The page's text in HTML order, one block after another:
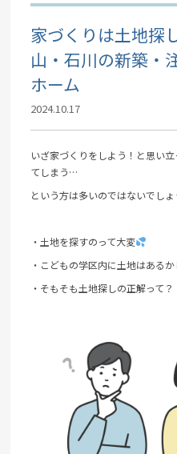
家づくりは土地探
山・石川の新築・
ホーム
2024.10.17
いざ家づくりをしよう！と思い
てしまう…
という方は多いのではないでし
・土地を探すのって大変
・こどもの学区内に土地はあるか
・そもそも土地探しの正解って？